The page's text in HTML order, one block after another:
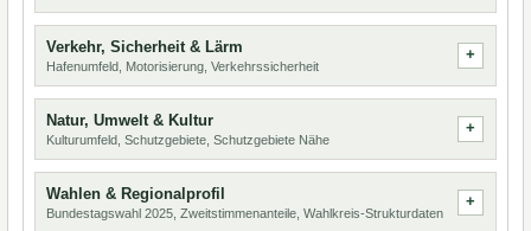
Verkehr, Sicherheit & Lärm
Hafenumfeld, Motorisierung, Verkehrssicherheit
Natur, Umwelt & Kultur
Kulturumfeld, Schutzgebiete, Schutzgebiete Nähe
Wahlen & Regionalprofil
Bundestagswahl 2025, Zweitstimmenanteile, Wahlkreis-Strukturdaten